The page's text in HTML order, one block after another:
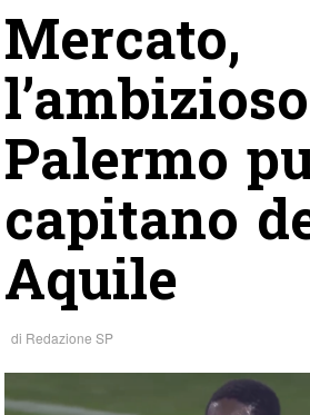
Mercato,
l’ambizioso
Palermo
capitano
Aquile
di Redazione SP